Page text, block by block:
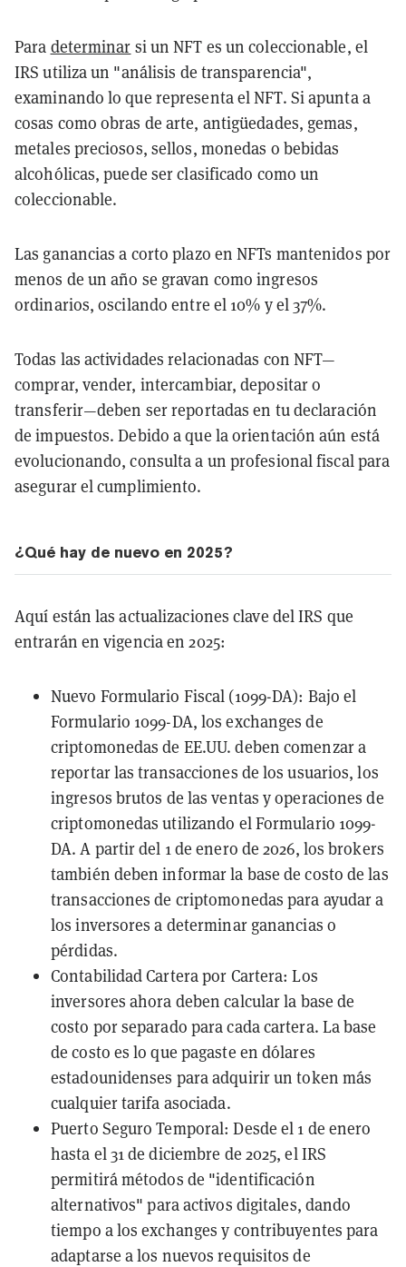
Para determinar si un NFT es un coleccionable, el
IRS utiliza un "análisis de transparencia",
examinando lo que representa el NFT. Si apunta a
cosas como obras de arte, antigüedades, gemas,
metales preciosos, sellos, monedas o bebidas
alcohólicas, puede ser clasificado como un
coleccionable.
Las ganancias a corto plazo en NFTs mantenidos por
menos de un año se gravan como ingresos
ordinarios, oscilando entre el 10% y el 37%.
Todas las actividades relacionadas con NFT—
comprar, vender, intercambiar, depositar o
transferir—deben ser reportadas en tu declaración
de impuestos. Debido a que la orientación aún está
evolucionando, consulta a un profesional fiscal para
asegurar el cumplimiento.
¿Qué hay de nuevo en 2025?
Aquí están las actualizaciones clave del IRS que
entrarán en vigencia en 2025:
Nuevo Formulario Fiscal (1099-DA): Bajo el
Formulario 1099-DA, los exchanges de
criptomonedas de EE.UU. deben comenzar a
reportar las transacciones de los usuarios, los
ingresos brutos de las ventas y operaciones de
criptomonedas utilizando el Formulario 1099-
DA. A partir del 1 de enero de 2026, los brokers
también deben informar la base de costo de las
transacciones de criptomonedas para ayudar a
los inversores a determinar ganancias o
pérdidas.
Contabilidad Cartera por Cartera: Los
inversores ahora debencalcularla base de
costo por separado para cada cartera. La base
de costo es lo que pagaste en dólares
estadounidenses para adquirir un token más
cualquier tarifa asociada.
Puerto Seguro Temporal: Desde el 1 de enero
hasta el 31 de diciembre de 2025, el IRS
permitirá métodos de "identificación
alternativos" para activos digitales, dando
tiempo a los exchanges y contribuyentes para
adaptarse a los nuevos requisitos de